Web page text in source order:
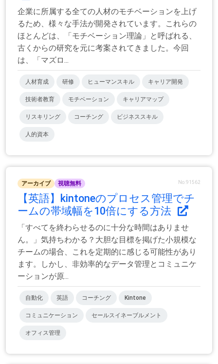
企業に所属する全ての人材のモチベーションを上げ
るため、様々な手法が開発されています。これらの
ほとんどは、「モチベーション理論」と呼ばれる、
古くからの研究を元に考案されてきました。今回
は、「マズロ...
人材育成 研修 ヒューマンスキル キャリア開発
技術者教育 モチベーション キャリアマップ
リスキリング コーチング ビジネススキル
人的資本
アーカイブ 視聴無料 No.91562
【英語】kintoneのプロセス管理でチ
ームの帯域幅を10倍にする方法
「すべてを終わらせるのに十分な時間はありませ
ん。」気持ちわかる？大胆な目標を掲げた小規模な
チームの場合、これを定期的に感じる可能性があり
ます。しかし、非効率的なデータ管理とコミュニケ
ーションが原...
自動化 英語 コーチング Kintone
コミュニケーション セールスイネーブルメント
オフィス管理